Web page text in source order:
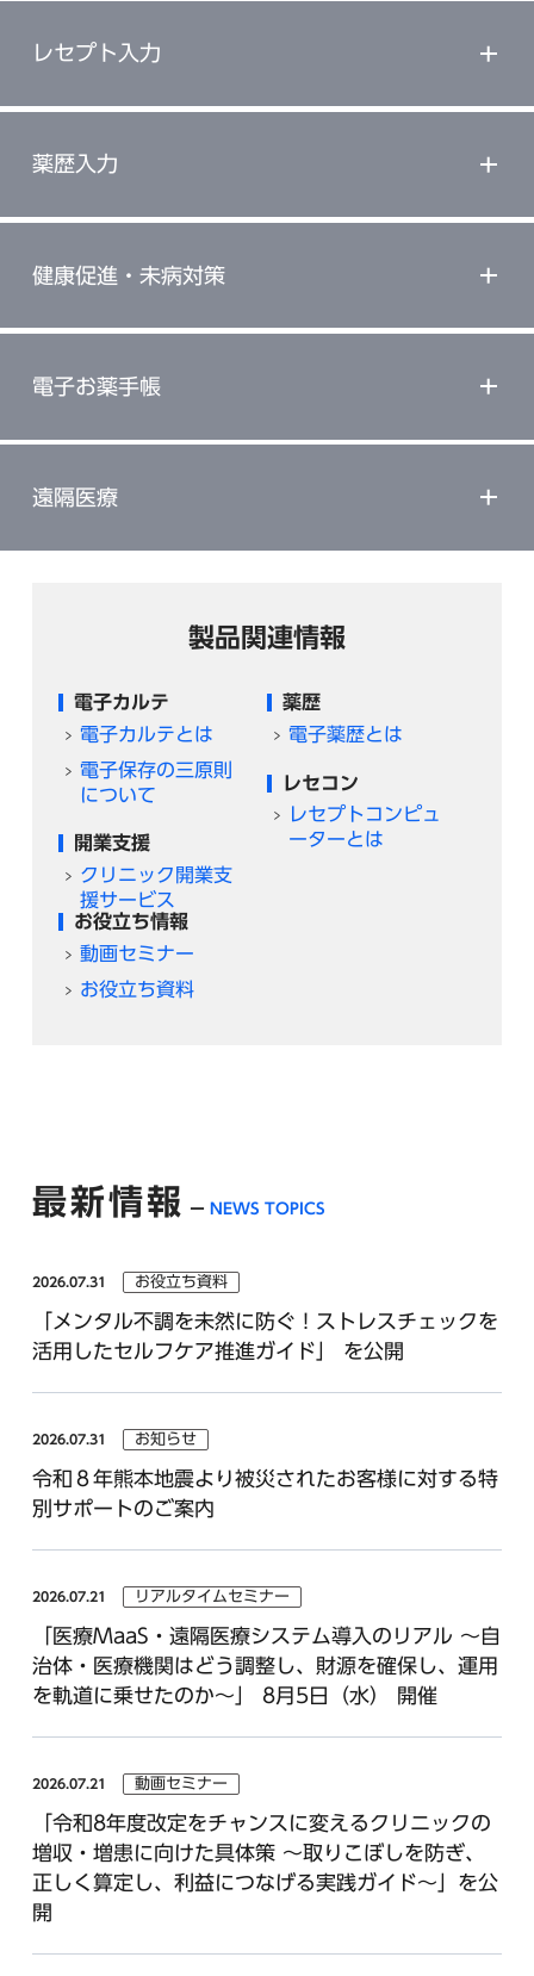
レセプト入力
薬歴入力
健康促進・未病対策
電子お薬手帳
遠隔医療
製品関連情報
電子カルテ
電子カルテとは
電子保存の三原則
について
開業支援
クリニック開業支
援サービス
薬歴
電子薬歴とは
レセコン
レセプトコンピュ
ーターとは
お役立ち情報
動画セミナー
お役立ち資料
最新情報 NEWS TOPICS
2026.07.31 お役立ち資料
「メンタル不調を未然に防ぐ！ストレスチェックを
活用したセルフケア推進ガイド」 を公開
2026.07.31 お知らせ
令和８年熊本地震より被災されたお客様に対する特
別サポートのご案内
2026.07.21 リアルタイムセミナー
「医療MaaS・遠隔医療システム導入のリアル ～自
治体・医療機関はどう調整し、財源を確保し、運用
を軌道に乗せたのか～」 8月5日（水） 開催
2026.07.21 動画セミナー
「令和8年度改定をチャンスに変えるクリニックの
増収・増患に向けた具体策 ～取りこぼしを防ぎ、
正しく算定し、利益につなげる実践ガイド～」を公
開